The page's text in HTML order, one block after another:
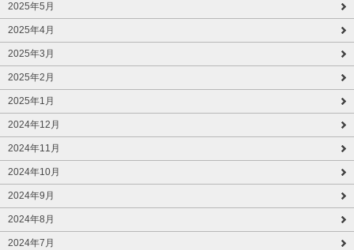
2025年5月
2025年4月
2025年3月
2025年2月
2025年1月
2024年12月
2024年11月
2024年10月
2024年9月
2024年8月
2024年7月